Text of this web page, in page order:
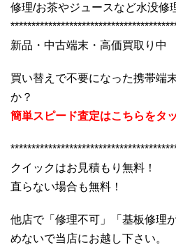
修理/お茶やジュースなど水没修
新品・中古端末・高価買取り中
買い替えで不要になった携帯端
か？
簡単スピード査定はこちらをタ
クイックはお見積もり無料！
直らない場合も無料！
他店で「修理不可」「基板修理
めないで当店にお越し下さい。